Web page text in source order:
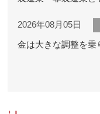
2026年08月05日
金は大きな調整を乗